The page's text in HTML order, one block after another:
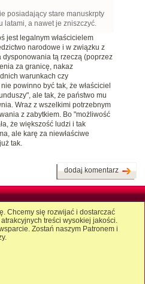
posiadający stare manuskrpty
latami, a nawet je zniszczyć.
jest legalnym właścicielem
narodowe i w związku z
tą rzeczą (poprzez
za granicę, nakaz
warunkach czy
powinno być tak, że właściciel
ale tak, że państwo mu
Wraz z wszelkimi potrzebnym
z zabytkiem. Bo "możliwość
że większość ludzi i tak
ale karę za niewłaściwe
tak.
dodaj komentarz
Chcemy się rozwijać i dostarczać
treści wysokiej jakości.
Zostań naszym Patronem i